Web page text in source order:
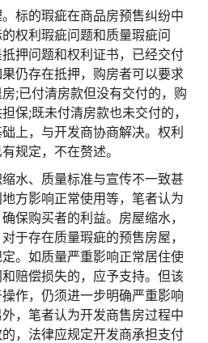
标的瑕疵在商品房预售纠纷中
权利瑕疵问题和质量瑕疵问
押问题和权利证书，已经交付
仍存在抵押，购房者可以要求
;已付清房款但没有交付的，购
保;既未付清房款也未交付的，
上，与开发商协商解决。权利
规定，不在赘述。
水、质量标准与宣传不一致甚
方影响正常使用等，笔者认为
保购买者的利益。房屋缩水，
于存在质量瑕疵的预售房屋，
。如质量严重影响正常居住使
赔偿损失的，应予支持。但该
作，仍须进一步明确严重影响
，笔者认为开发商售房过程中
，法律应规定开发商承担支付